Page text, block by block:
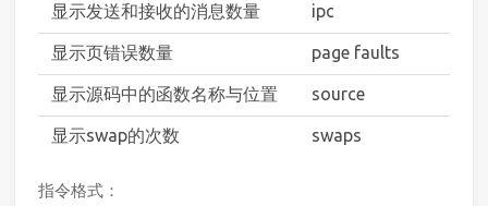
显示发送和接收的消息数量 ipc
显示页错误数量 page faults
显示源码中的函数名称与位置 source
显示swap的次数 swaps
指令格式：